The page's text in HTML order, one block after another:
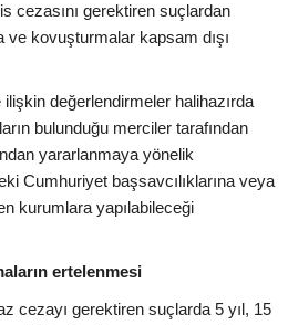
cezasını gerektiren suçlardan
ve kovuşturmalar kapsam dışı
değerlendirmeler halihazırda
bulunduğu merciler tarafından
yararlanmaya yönelik
Cumhuriyet başsavcılıklarına veya
kurumlara yapılabileceği
ertelenmesi
cezayı gerektiren suçlarda 5 yıl, 15